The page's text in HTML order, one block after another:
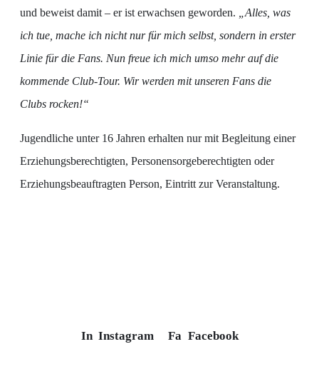
und beweist damit – er ist erwachsen geworden.
„Alles, was
ich tue, mache ich nicht nur für mich selbst, sondern in erster
Linie für die Fans. Nun freue ich mich umso mehr auf die
kommende Club-Tour. Wir werden mit unseren Fans die
Clubs rocken!“
Jugendliche unter 16 Jahren erhalten nur mit Begleitung einer
Erziehungsberechtigten, Personensorgeberechtigten oder
Erziehungsbeauftragten Person, Eintritt zur Veranstaltung.
In Instagram Fa Facebook